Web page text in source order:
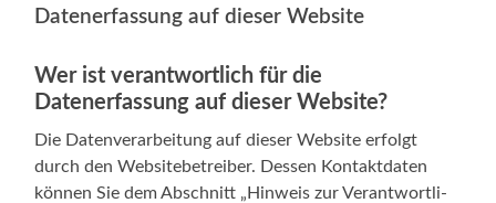
Datenerfassung auf dieser Website
Wer ist verantwortlich für die
Datenerfassung auf dieser Website?
Die Daten­ver­ar­bei­tung auf die­ser Web­site erfolgt
durch den Web­site­be­trei­ber. Des­sen Kon­takt­da­ten
kön­nen Sie dem Abschnitt „Hin­weis zur Ver­ant­wort­li­